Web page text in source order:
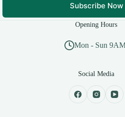
Subscribe Now
Opening Hours
Mon - Sun
Social Media